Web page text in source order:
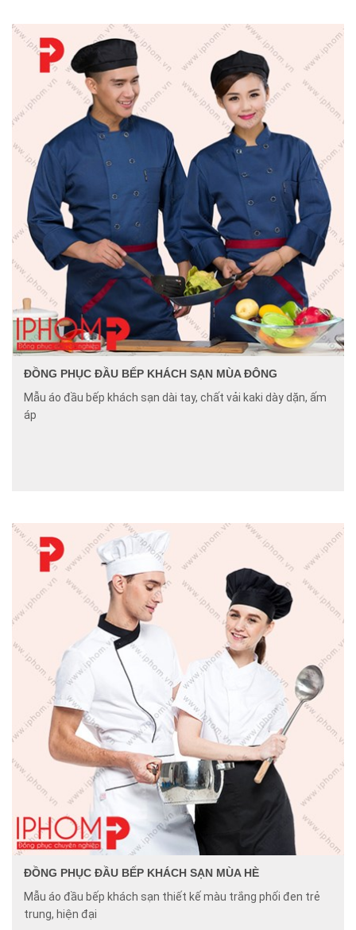
ĐỒNG PHỤC ĐẦU BẾP KHÁCH SẠN MÙA ĐÔNG
Mẫu áo đầu bếp khách sạn dài tay, chất vải kaki dày dặn, ấm
áp
ĐỒNG PHỤC ĐẦU BẾP KHÁCH SẠN MÙA HÈ
Mẫu áo đầu bếp khách sạn thiết kế màu trắng phối đen trẻ
trung, hiện đại